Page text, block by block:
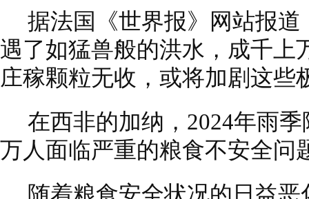
据法国《世界报》网站报
遇了如猛兽般的洪水，成千上
庄稼颗粒无收，或将加剧这些
在西非的加纳，2024年雨
万人面临严重的粮食不安全问